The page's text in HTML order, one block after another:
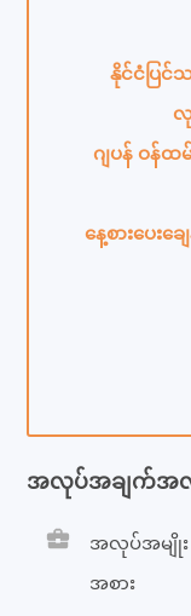
နိုင်ငံပြင်
လု
ဂျပန် ဝန်ထ
နေ့စားပေး
အလုပ်အချက်
business_center
အလုပ်အမျိုး
အစား